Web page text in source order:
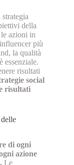
della
azioni in
più
la qualità
essenziale.
risultati
social
risultati
di ogni
azione
Le